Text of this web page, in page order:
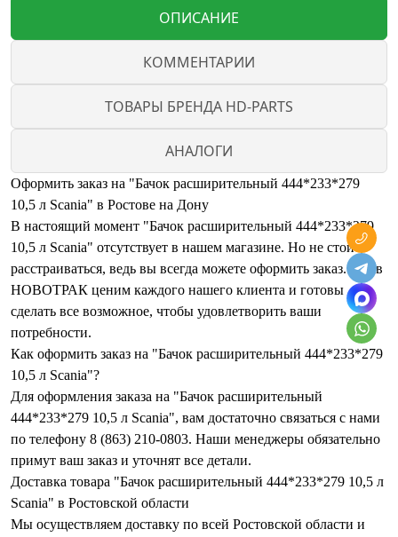
ОПИСАНИЕ
КОММЕНТАРИИ
ТОВАРЫ БРЕНДА HD-PARTS
АНАЛОГИ
Оформить заказ на "Бачок расширительный 444*233*279
10,5 л Scania" в Ростове на Дону
В настоящий момент "Бачок расширительный 444*233*279
10,5 л Scania" отсутствует в нашем магазине. Но не стоит
расстраиваться, ведь вы всегда можете оформить заказ. Мы в
НОВОТРАК ценим каждого нашего клиента и готовы
сделать все возможное, чтобы удовлетворить ваши
потребности.
Как оформить заказ на "Бачок расширительный 444*233*279
10,5 л Scania"?
Для оформления заказа на "Бачок расширительный
444*233*279 10,5 л Scania", вам достаточно связаться с нами
по телефону 8 (863) 210-0803. Наши менеджеры обязательно
примут ваш заказ и уточнят все детали.
Доставка товара "Бачок расширительный 444*233*279 10,5 л
Scania" в Ростовской области
Мы осуществляем доставку по всей Ростовской области и